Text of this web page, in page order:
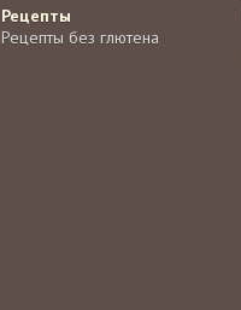
Рецепты
Рецепты без глютена